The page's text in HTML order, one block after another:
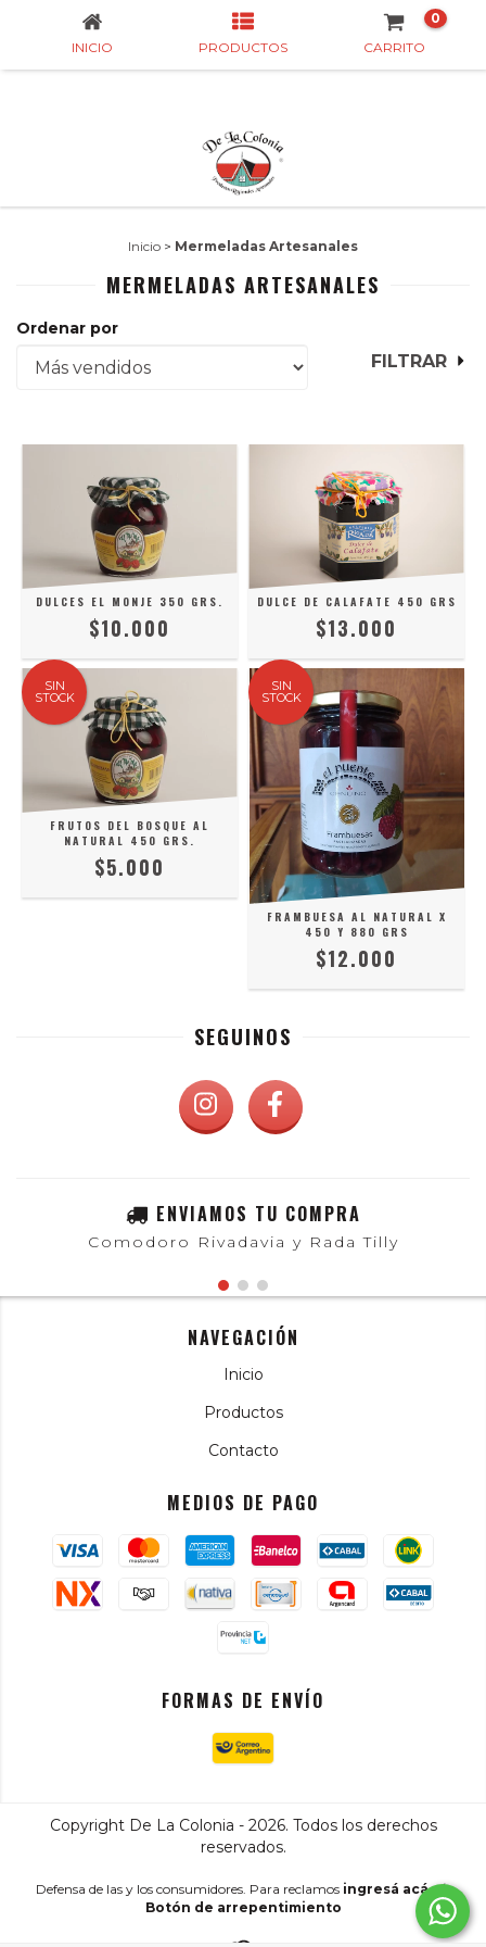
INICIO PRODUCTOS CARRITO
0
Inicio > Mermeladas Artesanales
MERMELADAS ARTESANALES
Ordenar por
FILTRAR
DULCES EL MONJE 350 GRS.
$10.000
DULCE DE CALAFATE 450 GRS
$13.000
SIN
STOCK
FRUTOS DEL BOSQUE AL
NATURAL 450 GRS.
$5.000
SIN
STOCK
FRAMBUESA AL NATURAL X
450 Y 880 GRS
$12.000
SEGUINOS
ENVIAMOS TU COMPRA
Comodoro Rivadavia y Rada Tilly
NAVEGACIÓN
Inicio
Productos
Contacto
MEDIOS DE PAGO
FORMAS DE ENVÍO
Copyright De La Colonia - 2026. Todos los derechos
reservados.
Defensa de las y los consumidores. Para reclamos ingresá acá. /
Botón de arrepentimiento